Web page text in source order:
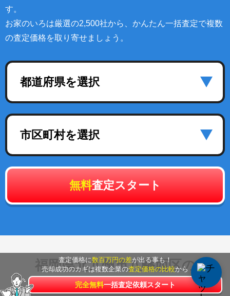
す。
お家のいろは厳選の2,500社から、かんたん一括査定で複数
の査定価格を取り寄せましょう。
都道府県を選択
市区町村を選択
無料査定スタート
福岡県北九州市八幡西区の
不動産売却実績のある企業
査定価格に数百万円の差が出る事も！
売却成功のカギは複数企業の査定価格の比較から
完全無料一括査定依頼スタート